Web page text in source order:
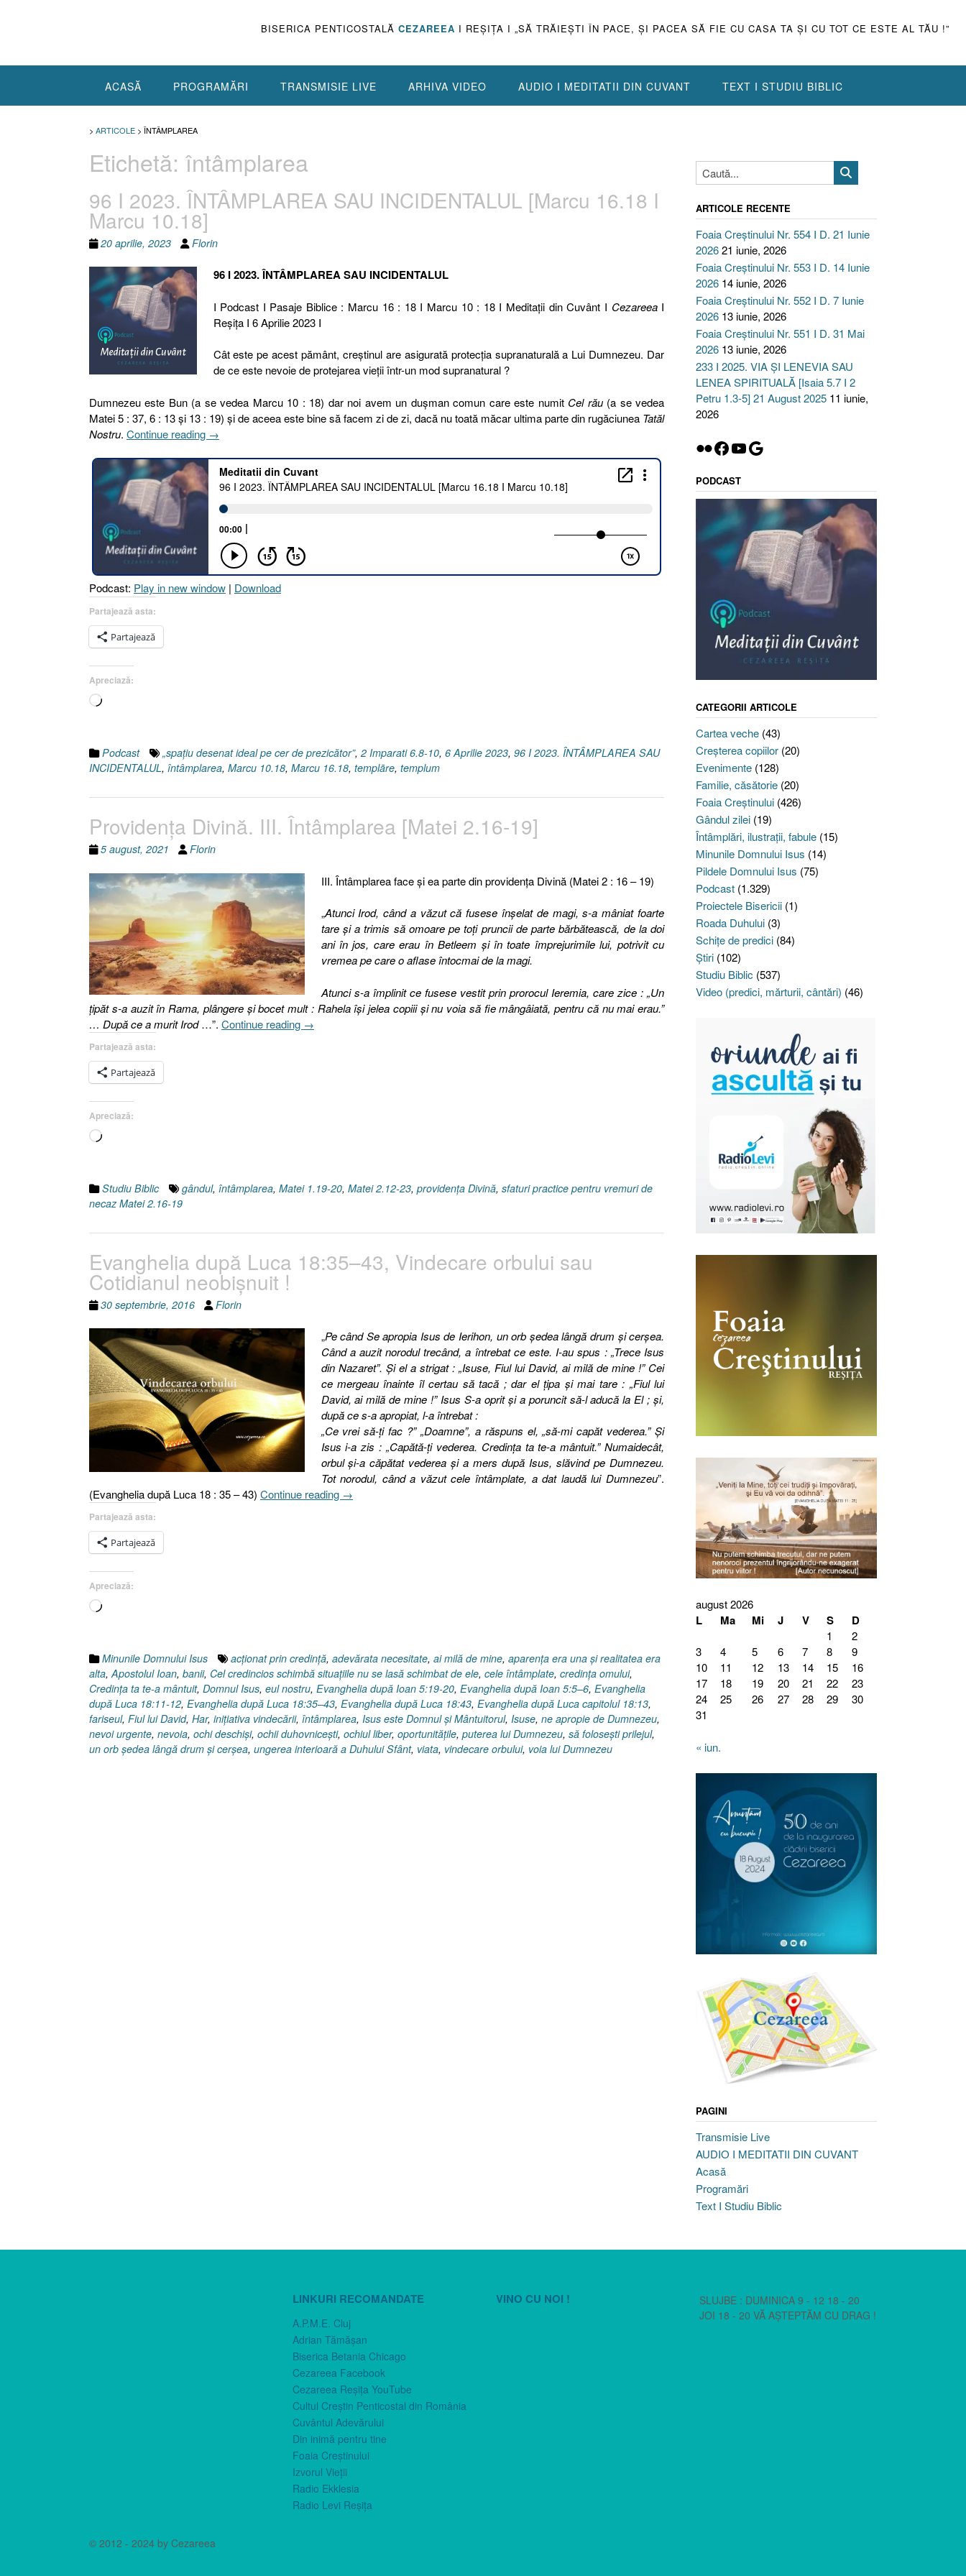
BISERICA PENTICOSTALĂ CEZAREEA I REŞIŢA I „SĂ TRĂIEŞTI ÎN PACE, ŞI PACEA SĂ FIE CU CASA TA ŞI CU TOT CE ESTE AL TĂU !”
ACASĂ PROGRAMĂRI TRANSMISIE LIVE ARHIVA VIDEO AUDIO I MEDITATII DIN CUVANT TEXT I STUDIU BIBLIC
> ARTICOLE > ÎNTÂMPLAREA
Etichetă: întâmplarea
96 I 2023. ÎNTÂMPLAREA SAU INCIDENTALUL [Marcu 16.18 I
Marcu 10.18]
20 aprilie, 2023 Florin
96 I 2023. ÎNTÂMPLAREA SAU INCIDENTALUL
I Podcast I Pasaje Biblice : Marcu 16 : 18 I Marcu 10 : 18 I Meditaţii din Cuvânt I CezareeaI
Reşiţa I 6 Aprilie 2023 I
Cât este pe acest pământ, creștinul are asigurată protecția supranaturală a Lui Dumnezeu. Dar
de ce este nevoie de protejarea vieții într-un mod supranatural ?
Dumnezeu este Bun (a se vedea Marcu 10 : 18) dar noi avem un dușman comun care este numit Cel rău(a se vedea
Matei 5 : 37, 6 : 13 și 13 : 19) și de aceea este bine să facem zi de zi, dacă nu toată măcar ultima parte din rugăciunea Tatăl
Nostru. Continue reading „96
2023.
ÎNTÂMPLAREA
SAU
INCIDENTALUL
[Marcu
16.18
Marcu
10.18]”
→
Podcast: Play in new window | Download
Partajează asta:
Partajează
Apreciază:
Încarc...
Podcast „spațiu desenat ideal pe cer de prezicător”, 2 Imparati 6.8-10, 6 Aprilie 2023, 96 I 2023. ÎNTÂMPLAREA SAU
INCIDENTALUL, întâmplarea, Marcu 10.18, Marcu 16.18, templāre, templum
Providenţa Divină. III. Întâmplarea [Matei 2.16-19]
5 august, 2021 Florin
III. Întâmplarea face şi ea parte din providenţa Divină (Matei 2 : 16 – 19)
„Atunci Irod, când a văzut că fusese înşelat de magi, s-a mâniat foarte
tare şi a trimis să omoare pe toţi pruncii de parte bărbătească, de la doi
ani în jos, care erau în Betleem şi în toate împrejurimile lui, potrivit cu
vremea pe care o aflase întocmai de la magi.
Atunci s-a împlinit ce fusese vestit prin prorocul Ieremia, care zice : „Un
ţipăt s-a auzit în Rama, plângere şi bocet mult : Rahela îşi jelea copiii şi nu voia să fie mângâiată, pentru că nu mai erau.”
… După ce a murit Irod…”. Continue reading „Providenţa
→
Partajează asta:
Partajează
Apreciază:
Încarc...
Studiu Biblic gândul, întâmplarea, Matei 1.19-20, Matei 2.12-23, providenţa Divină, sfaturi practice pentru vremuri de
necaz Matei 2.16-19
Evanghelia după Luca 18:35–43, Vindecare orbului sau
Cotidianul neobişnuit !
30 septembrie, 2016 Florin
„Pe când Se apropia Isus de Ierihon, un orb şedea lângă drum şi cerşea.
Când a auzit norodul trecând, a întrebat ce este. I-au spus : „Trece Isus
din Nazaret”. Şi el a strigat : „Isuse, Fiul lui David, ai milă de mine !” Cei
ce mergeau înainte îl certau să tacă ; dar el ţipa şi mai tare : „Fiul lui
David, ai milă de mine !” Isus S-a oprit şi a poruncit să-l aducă la El ; şi,
după ce s-a apropiat, l-a întrebat :
„Ce vrei să-ţi fac ?” „Doamne”, a răspuns el, „să-mi capăt vederea.” Şi
Isus i-a zis : „Capătă-ţi vederea. Credinţa ta te-a mântuit.” Numaidecât,
orbul şi-a căpătat vederea şi a mers după Isus, slăvind pe Dumnezeu.
Tot norodul, când a văzut cele întâmplate, a dat laudă lui Dumnezeu”.
(Evanghelia după Luca 18 : 35 – 43) Continue reading „Evanghelia
!”
→
Partajează asta:
Partajează
Apreciază:
Încarc...
Minunile Domnului Isus acţionat prin credinţă, adevărata necesitate, ai milă de mine, aparenţa era una şi realitatea era
alta,Apostolul Ioan, banii, Cel credincios schimbă situaţiile nu se lasă schimbat de ele, cele întâmplate, credinţa omului,
Credinţa ta te-a mântuit, Domnul Isus, eul nostru, Evanghelia după Ioan 5:19-20, Evanghelia după Ioan 5:5–6, Evanghelia
după Luca 18:11-12, Evanghelia după Luca 18:35–43, Evanghelia după Luca 18:43, Evanghelia după Luca capitolul 18:13,
fariseul, Fiul lui David, Har, iniţiativa vindecării, întâmplarea, Isus este Domnul şi Mântuitorul, Isuse, ne apropie de Dumnezeu,
nevoi urgente, nevoia, ochi deschişi, ochii duhovniceşti, ochiul liber, oportunităţile, puterea lui Dumnezeu, să foloseşti prilejul,
un orb şedea lângă drum şi cerşea, ungerea interioară a Duhului Sfânt, viata, vindecare orbului, voia lui Dumnezeu
ARTICOLE RECENTE
Foaia Creștinului Nr. 554 I D. 21 Iunie
202621 iunie, 2026
Foaia Creștinului Nr. 553 I D. 14 Iunie
2026 14 iunie, 2026
Foaia Creștinului Nr. 552 I D. 7 Iunie
2026 13 iunie, 2026
Foaia Creștinului Nr. 551 I D. 31 Mai
2026 13 iunie, 2026
233 I 2025. VIA ȘI LENEVIA SAU
LENEA SPIRITUALĂ [Isaia 5.7 I 2
Petru 1.3-5] 21 August 2025 11 iunie,
2026
Flickr
Facebook
YouTube
Google
PODCAST
CATEGORII ARTICOLE
Cartea veche(43)
Creşterea copiilor(20)
Evenimente(128)
Familie, căsătorie(20)
Foaia Creştinului(426)
Gândul zilei(19)
Întâmplări, ilustraţii, fabule(15)
Minunile Domnului Isus (14)
Pildele Domnului Isus (75)
Podcast(1.329)
Proiectele Bisericii(1)
Roada Duhului(3)
Schiţe de predici(84)
Ştiri(102)
Studiu Biblic (537)
Video (predici, mărturii, cântări) (46)
august 2026
L Ma Mi J V S D
1
2
3
4 5 6 7 8
9
10
11 12 13 14 15
16
17
18 19 20 21 22
23
24
25 26 27 28 29
30
31
« iun.
PAGINI
Transmisie Live
AUDIO I MEDITATII DIN CUVANT
Acasă
Programări
Text I Studiu Biblic
LINKURI RECOMANDATE
A.P.M.E. Cluj
Adrian Tămăşan
Biserica Betania Chicago
Cezareea Facebook
Cezareea Reşiţa YouTube
Cultul Creştin Penticostal din România
Cuvântul Adevărului
Din inimă pentru tine
Foaia Creştinului
Izvorul Vieţii
Radio Ekklesia
Radio Levi Reşiţa
VINO CU NOI !
SLUJBE : DUMINICA 9 - 12 18 - 20
JOI 18 - 20 VĂ AȘTEPTĂM CU DRAG !
© 2012 - 2024 by Cezareea